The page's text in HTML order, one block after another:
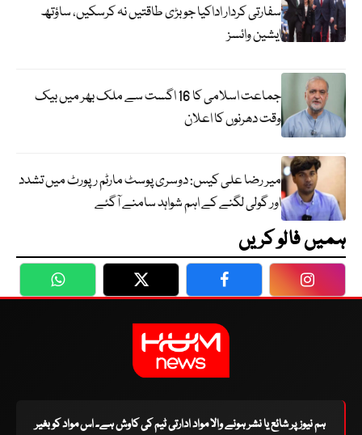
سفارتی کردار اداکیا جو بڑی طاقتیں نہ کرسکیں، ساؤتھ
ایشین وائسز
جماعت اسلامی کا 16 اگست سے ملک بھر میں بیک
وقت دھرنوں کا اعلان
میر رضا علی کیس: دوسری پوسٹ مارٹم رپورٹ میں تشدد
اور گولی لگنے کے اہم شواہد سامنے آگئے
ہمیں فالو کریں
WhatsApp Twitter Facebook
ہم نیوز پر شائع یا نشر ہونے والا مواد ادارتی ٹیم کی کاوش ہے۔ اس مواد کو بغیر